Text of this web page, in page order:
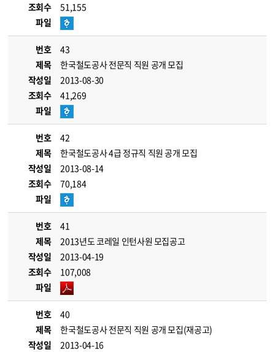
조회수
51,155
파일
번호
43
제목
한국철도공사 전문직 직원 공개 모집
작성일
2013-08-30
조회수
41,269
파일
번호
42
제목
한국철도공사 4급 정규직 직원 공개 모집
작성일
2013-08-14
조회수
70,184
파일
번호
41
제목
2013년도 코레일 인턴사원 모집공고
작성일
2013-04-19
조회수
107,008
파일
번호
40
제목
한국철도공사 전문직 직원 공개 모집(재공고)
작성일
2013-04-16